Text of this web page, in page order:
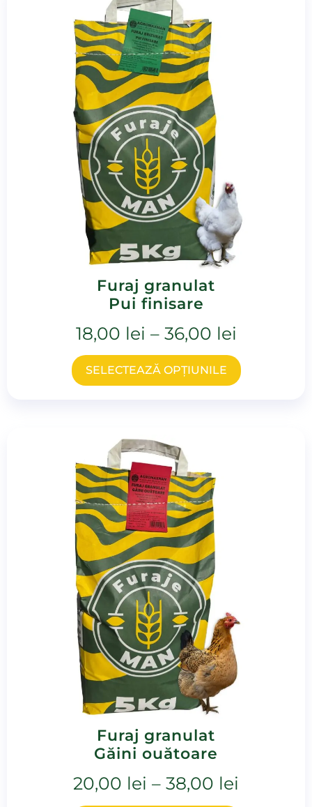
Furaj granulat
Pui finisare
18,00 lei – 36,00 lei
SELECTEAZĂ OPȚIUNILE
Furaj granulat
Găini ouătoare
20,00 lei – 38,00 lei